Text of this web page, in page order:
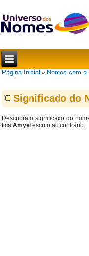
Página Inicial » Nomes com a
Significado do
Descubra o significado do
ficaAmyel escrito ao contrário.